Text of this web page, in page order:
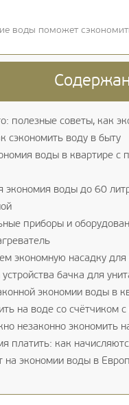
воды поможет
полезные советы, как
сэкономить воду в быту
воды в квартире с
воды до 60
приборы и
экономную насадку для
бачка для
экономии воды в
на воде со счётчиком
незаконно экономить
платить: как
на экономии воды в